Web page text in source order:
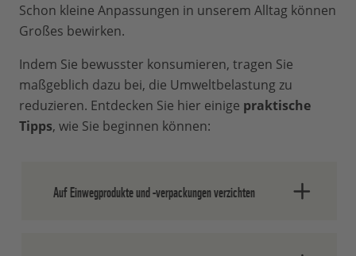
Schon kleine Anpassungen in unserem Alltag können
Großes bewirken.
Indem Sie bewusster konsumieren, tragen Sie
maßgeblich dazu bei, die Umweltbelastung zu
reduzieren. Entdecken Sie hier einige praktische
Tipps, wie Sie beginnen können:
Auf Einwegprodukte und -verpackungen verzichten